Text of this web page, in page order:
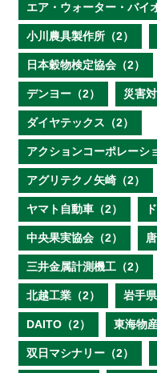
エア・ウォーター・バイ
小川農具製作所（2）
日本穀物検定協会（2）
デンヨー（2） 災害
ダイヤテックス（2）
アクションコーポレーシ
アグリテクノ矢崎（2）
ヤマト自動車（2）
中央果実協会（2）
三井金属計測機工（2）
北越工業（2） 岩手
DAITO（2） 東海物
双日マシナリー（2）